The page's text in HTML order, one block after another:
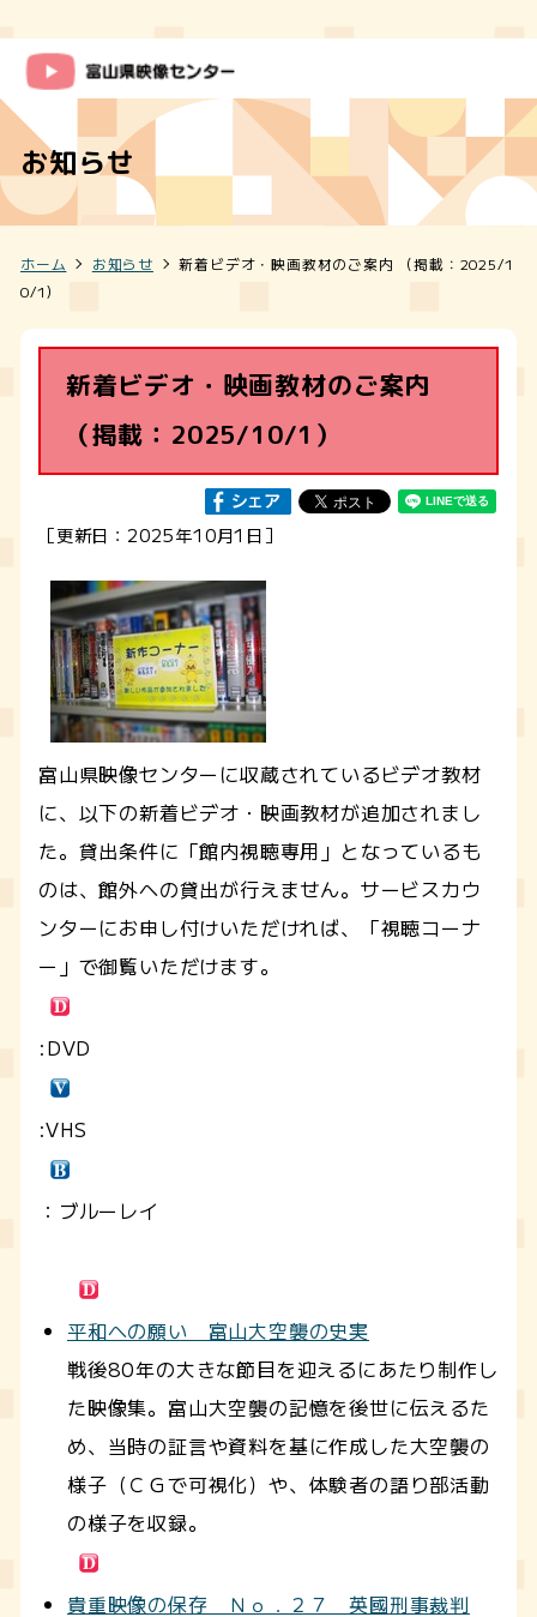
お知らせ
ホーム お知らせ
新着ビデオ・映画教材のご案内 （掲載：2025/1
0/1）
新着ビデオ・映画教材のご案内
（掲載：2025/10/1）
［更新日：2025年10月1日］
富山県映像センターに収蔵されているビデオ教材
に、以下の新着ビデオ・映画教材が追加されまし
た。貸出条件に「館内視聴専用」となっているも
のは、館外への貸出が行えません。サービスカウ
ンターにお申し付けいただければ、「視聴コーナ
ー」で御覧いただけます。
:DVD
:VHS
：ブルーレイ
平和への願い 富山大空襲の史実
戦後80年の大きな節目を迎えるにあたり制作し
た映像集。富山大空襲の記憶を後世に伝えるた
め、当時の証言や資料を基に作成した大空襲の
様子（ＣＧで可視化）や、体験者の語り部活動
の様子を収録。
貴重映像の保存 Ｎｏ．２７ 英國刑事裁判